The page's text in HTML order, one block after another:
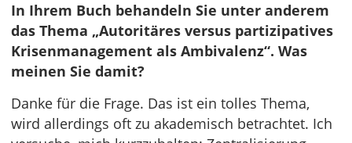
In Ihrem Buch behandeln Sie unter anderem
das Thema „Autoritäres versus partizipatives
Krisenmanagement als Ambivalenz“. Was
meinen Sie damit?
Danke für die Frage. Das ist ein tolles Thema,
wird allerdings oft zu akademisch betrachtet. Ich